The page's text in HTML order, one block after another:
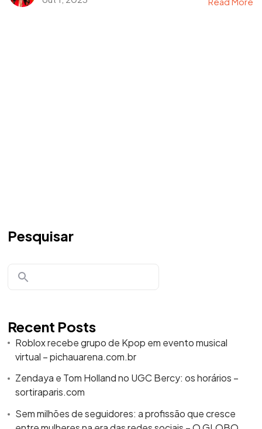
Pesquisar
Recent Posts
Roblox recebe grupo de Kpop em evento musical
virtual – pichauarena.com.br
Zendaya e Tom Holland no UGC Bercy: os horários –
sortiraparis.com
Sem milhões de seguidores: a profissão que cresce